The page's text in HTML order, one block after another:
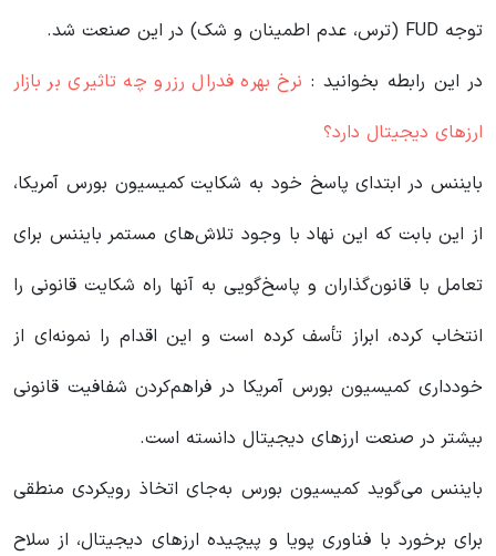
توجه FUD (ترس، عدم اطمینان و شک) در این صنعت شد.
در این رابطه بخوانید‌ : نرخ بهره فدرال رزرو چه تاثیری بر بازار
ارزهای دیجیتال دارد؟
بایننس در ابتدای پاسخ خود به شکایت کمیسیون بورس آمریکا،
از این بابت که این نهاد با وجود تلاش‌های مستمر بایننس برای
تعامل با قانون‌گذاران و پاسخ‌گویی به آنها راه شکایت قانونی را
انتخاب کرده، ابراز تأسف کرده است و این اقدام را نمونه‌ای از
خودداری کمیسیون بورس آمریکا در فراهم‌کردن شفافیت قانونی
بیشتر در صنعت ارزهای دیجیتال دانسته است.
بایننس می‌گوید کمیسیون بورس به‌جای اتخاذ رویکردی منطقی
برای برخورد با فناوری پویا و پیچیده ارزهای دیجیتال، از سلاح